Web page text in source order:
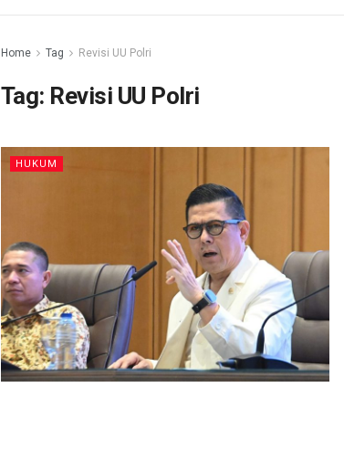
Home Tag Revisi UU Polri
Tag: Revisi UU Polri
HUKUM